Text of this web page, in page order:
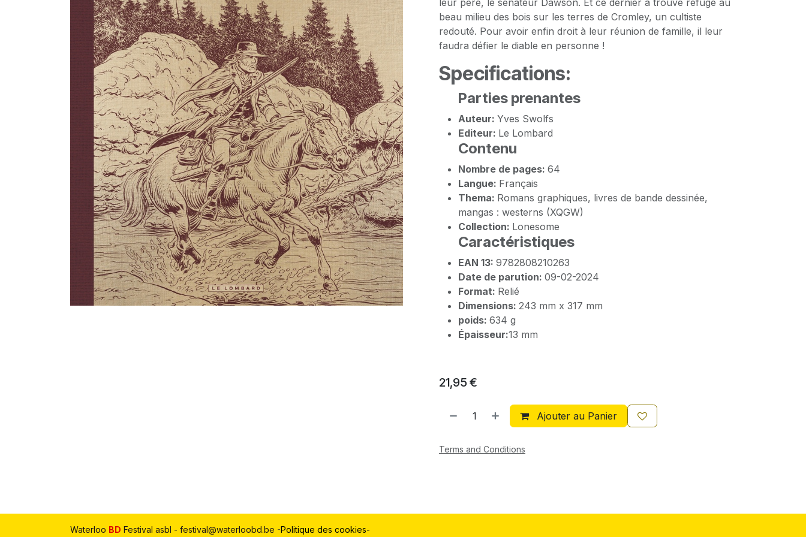
leur père, le sénateur Dawson. Et ce dernier a trouvé refuge au
beau milieu des bois sur les terres de Cromley, un cultiste
redouté. Pour avoir enfin droit à leur réunion de famille, il leur
faudra défier le diable en personne !
Specifications:
Parties prenantes
Auteur: Yves Swolfs
Editeur: Le Lombard
Contenu
Nombre de pages: 64
Langue: Français
Thema: Romans graphiques, livres de bande dessinée,
mangas : westerns (XQGW)
Collection: Lonesome
Caractéristiques
EAN 13: 9782808210263
Date de parution: 09-02-2024
Format: Relié
Dimensions: 243 mm x 317 mm
poids: 634 g
Épaisseur:13 mm
21,95 €
Ajouter au Panier
Terms and Conditions
Waterloo BD Festival asbl - festival@waterloobd.be -Politique des cookies-